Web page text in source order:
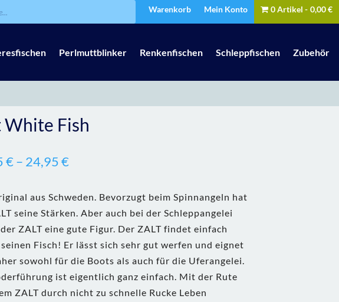
Warenkorb Mein Konto 0 Artikel 0,00 €
Perlmuttblinker Renkenfischen Schleppfischen Zubehör
White Fish
€– 24,95€
aus Schweden. Bevorzugt beim Spinnangeln hat
seine Stärken. Aber auch bei der Schleppangelei
ZALT eine gute Figur. Der ZALT findet einfach
Fisch! Er lässt sich sehr gut werfen und eignet
sowohl für die Boots als auch für die Uferangelei.
ist eigentlich ganz einfach. Mit der Rute
ZALT durch nicht zu schnelle Rucke Leben